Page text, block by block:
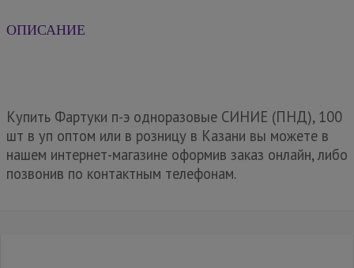
ОПИСАНИЕ
Купить Фартуки п-э одноразовые СИНИЕ (ПНД), 100
шт в уп оптом или в розницу в Казани вы можете в
нашем интернет-магазине оформив заказ онлайн, либо
позвонив по контактным телефонам.